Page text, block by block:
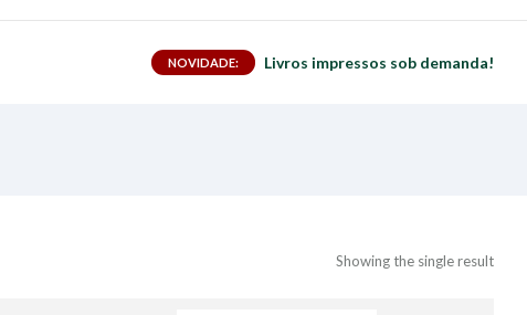
NOVIDADE: Livros impressos sob demanda!
Showing the single result